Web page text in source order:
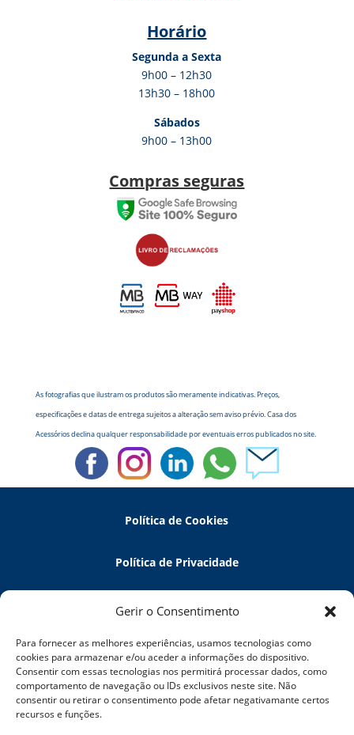
Gerir o Consentimento
Para fornecer as melhores experiências, usamos tecnologias como
cookies para armazenar e/ou aceder a informações do dispositivo.
Consentir com essas tecnologias nos permitirá processar dados, como
comportamento de navegação ou IDs exclusivos neste site. Não
consentir ou retirar o consentimento pode afetar negativamante certos
recursos e funções.
Horário
Segunda a Sexta
9h00 – 12h30
13h30 – 18h00
Sábados
9h00 – 13h00
Compras seguras
As fotografias que ilustram os produtos são meramente indicativas. Preços,
especificações e datas de entrega sujeitos a alteração sem aviso prévio. Casa dos
Acessórios declina qualquer responsabilidade por eventuais erros publicados no site.
Política de Cookies
Política de Privacidade
Política de Devoluções
Termos e Condições
Resolução de Litígios